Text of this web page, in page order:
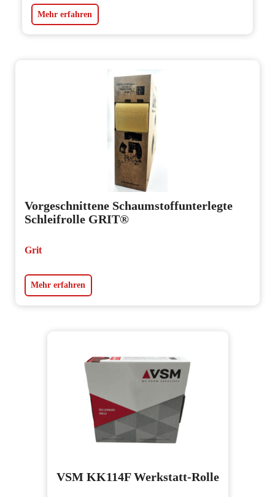
Mehr erfahren
Vorgeschnittene Schaumstoffunterlegte
Schleifrolle GRIT®
Grit
Mehr erfahren
VSM KK114F Werkstatt-Rolle